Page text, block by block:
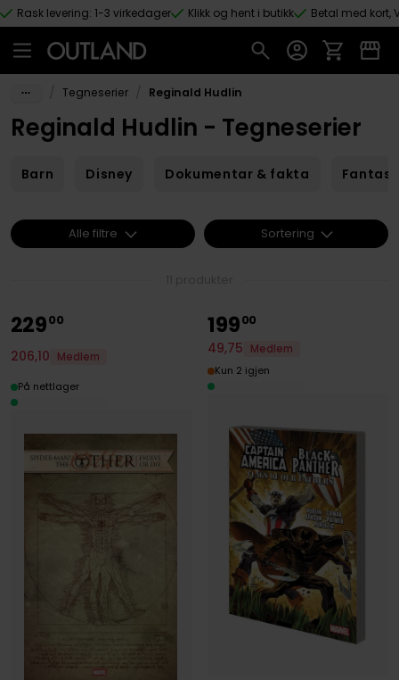
Hopp til hovedinnhold
Rask levering: 1-3 virkedager Klikk og hent i butikk Betal med kort,
Tegneserier Reginald Hudlin
Reginald Hudlin - Tegneserier
Barn Disney Dokumentar & fakta Fantasy
22900
206,10 Medlem
På nettlager
19900
49,75
Medlem
Kun 2 igjen
Alle filtre Sortering